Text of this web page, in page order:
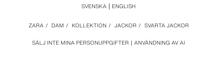
SÄLJ INTE MINA PERSONUPPGIFTER ANVÄNDNING AV AI
ZARA / DAM / KOLLEKTION / JACKOR / SVARTA JACKOR
SVENSKA ENGLISH